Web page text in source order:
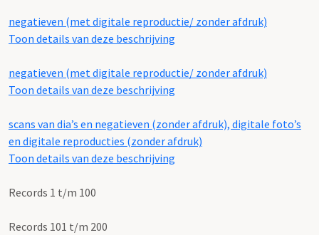
negatieven (met digitale reproductie/ zonder afdruk)
Toon details van deze beschrijving
negatieven (met digitale reproductie/ zonder afdruk)
Toon details van deze beschrijving
scans van dia’s en negatieven (zonder afdruk), digitale foto’s
en digitale reproducties (zonder afdruk)
Toon details van deze beschrijving
Records 1 t/m 100
Records 101 t/m 200